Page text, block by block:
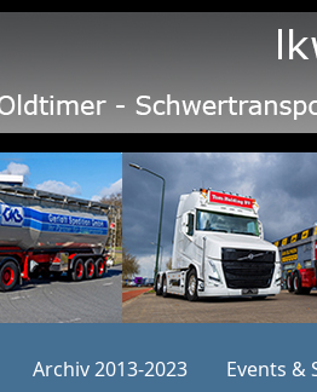
Archiv 2013-2023 Events &